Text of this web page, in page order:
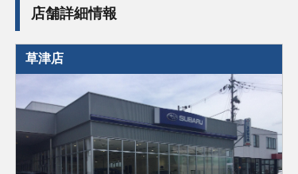
店舗詳細情報
草津店